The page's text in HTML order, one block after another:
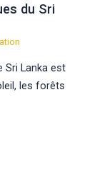
du Sri
Sri Lanka est
les forêts